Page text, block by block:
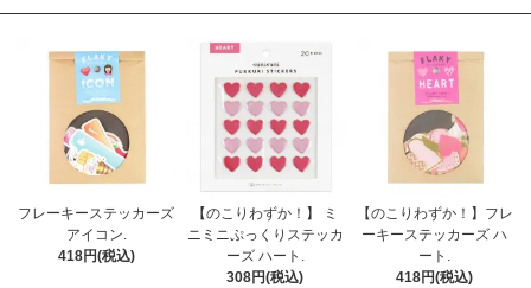
フレーキーステッカーズ
アイコン.
418円(税込)
【のこりわずか！】 ミ
ニミニぷっくりステッカ
ーズ ハート.
308円(税込)
【のこりわずか！】フレ
ーキーステッカーズ ハ
ート.
418円(税込)